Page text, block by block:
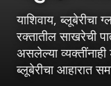
याशिवाय,
रक्तातील साखरेची
असलेल्या व्यक्तींनाही
ब्लूबेरीचा आहारात